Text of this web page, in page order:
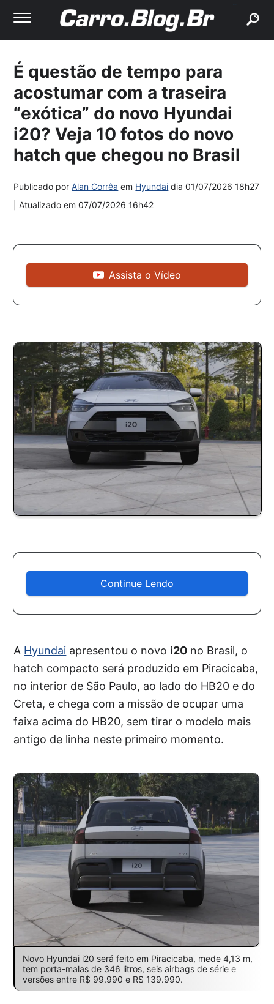
É questão de tempo para
acostumar com a traseira
“exótica” do novo Hyundai
i20? Veja 10 fotos do novo
hatch que chegou no Brasil
Publicado porAlan Corrêa em Hyundai dia01/07/2026 18h27
| Atualizado em07/07/2026 16h42
Assista o Vídeo
Continue Lendo
A Hyundai apresentou o novo i20 no Brasil, o
hatch compacto será produzido em Piracicaba,
no interior de São Paulo, ao lado do HB20 e do
Creta, e chega com a missão de ocupar uma
faixa acima do HB20, sem tirar o modelo mais
antigo de linha neste primeiro momento.
Novo Hyundai i20 será feito em Piracicaba, mede 4,13 m,
tem porta-malas de 346 litros, seis airbags de série e
versões entre R$ 99.990 e R$ 139.990.